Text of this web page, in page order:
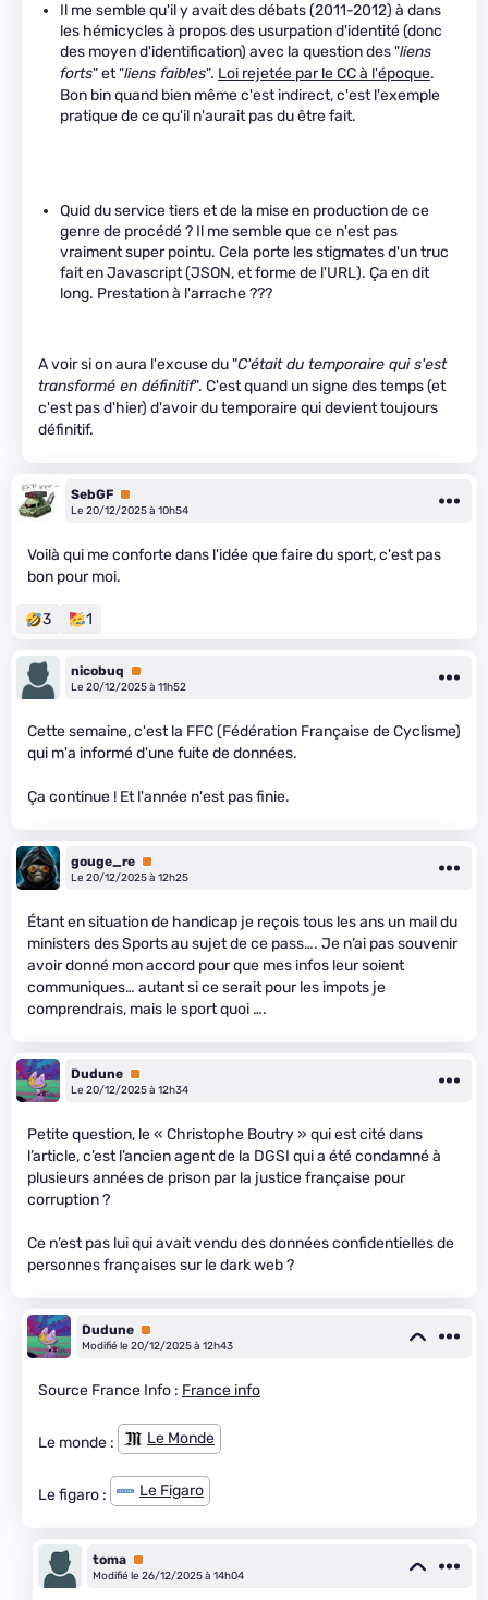
Il me semble qu'il y avait des débats (2011-2012) à dans
les hémicycles à propos des usurpation d'identité (donc
des moyen d'identification) avec la question des "liens
forts" et "liens faibles". Loi rejetée par le CC à l'époque.
Bon bin quand bien même c'est indirect, c'est l'exemple
pratique de ce qu'il n'aurait pas du être fait.
Quid du service tiers et de la mise en production de ce
genre de procédé ? Il me semble que ce n'est pas
vraiment super pointu. Cela porte les stigmates d'un truc
fait en Javascript (JSON, et forme de l'URL). Ça en dit
long. Prestation à l'arrache ???
A voir si on aura l'excuse du "C'était du temporaire qui s'est
transformé en définitif". C'est quand un signe des temps (et
c'est pas d'hier) d'avoir du temporaire qui devient toujours
définitif.
SebGF Premium
Le 20/12/2025 à 10h54
Voilà qui me conforte dans l'idée que faire du sport, c'est pas
bon pour moi.
3 1
nicobuq
Premium
Le 20/12/2025 à 11h52
Cette semaine, c'est la FFC (Fédération Française de Cyclisme)
qui m'a informé d'une fuite de données.
Ça continue ! Et l'année n'est pas finie.
gouge_re Premium
Le 20/12/2025 à 12h25
Étant en situation de handicap je reçois tous les ans un mail du
ministers des Sports au sujet de ce pass…. Je n’ai pas souvenir
avoir donné mon accord pour que mes infos leur soient
communiques… autant si ce serait pour les impots je
comprendrais, mais le sport quoi ….
Dudune Premium
Le 20/12/2025 à 12h34
Petite question, le « Christophe Boutry » qui est cité dans
l’article, c’est l’ancien agent de la DGSI qui a été condamné à
plusieurs années de prison par la justice française pour
corruption ?
Ce n’est pas lui qui avait vendu des données confidentielles de
personnes françaises sur le dark web ?
Dudune Premium
Modifié le 20/12/2025 à 12h43
Source France Info : France info
Le monde : Le Monde
Le figaro : Le Figaro
toma Premium
Modifié le 26/12/2025 à 14h04